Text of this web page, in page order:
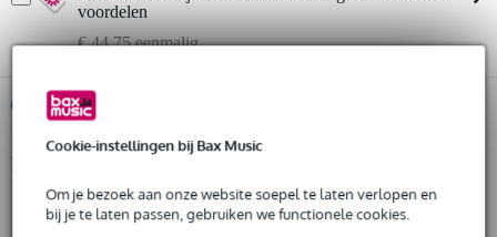
Cookie-instellingen bij Bax Music
Om je bezoek aan onze website soepel te laten verlopen en
bij je te laten passen, gebruiken we functionele cookies.
voordelen
€ 44,75 eenmalig
Huur dit product
Huur meerdere producten tegelijk: min. € 300,- en max.
€ 2.500,-
Productinformatie
lengte: 2616 mm (102.992")